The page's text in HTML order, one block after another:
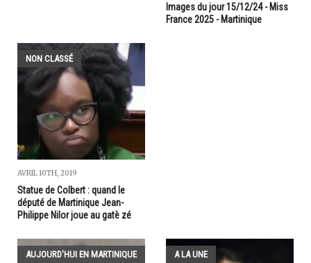
Images du jour 15/12/24 - Miss
France 2025 - Martinique
NON CLASSÉ
AVRIL 10TH, 2019
Statue de Colbert : quand le
député de Martinique Jean-
Philippe Nilor joue au gatè zé
AUJOURD'HUI EN MARTINIQUE A LA UNE